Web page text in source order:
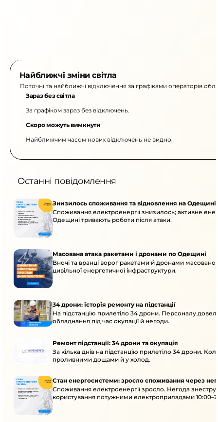
Найближчі зміни світла
Поточні та найближчі відключення за графіками операторів
Зараз без світла
За графіком зараз без відключень.
Скоро можуть вимкнути
Найближчим часом нових відключень не видно.
Останні повідомлення
Знизилось споживання та відновлення на Одещині
Споживання електроенергії знизилось; активне
Одещині тривають роботи після атаки.
Масована атака ракетами і дронами по Одещині
Вночі та вранці ворог ракетами й дронами
цивільної енергетичної інфраструктури.
34 дрони: історія ремонту на підстанції
На підстанцію прилетіло 34 дрони. Персоналу
обладнання під час окупації й негоди.
Ремонт підстанції: 34 дрони та окупація
За кілька днів на підстанцію прилетіло 34 дрони.
проливними дощами й у холод.
Стан енергосистеми: зросло споживання через
Споживання електроенергії зросло. Негода
користування потужними електроприладами